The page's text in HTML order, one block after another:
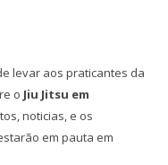
levar aos praticantes da
o Jiu Jitsu em
noticias, e os
em pauta em